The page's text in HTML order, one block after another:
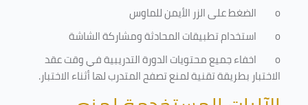
o
الضغط على الزر الأيمن للماوس
o
استخدام تطبيقات المحادثة ومشاركة الشاشة
o
اخفاء جميع محتويات الدورة التدريبية في وقت عقد
الاختبار بطريقة تقنية لمنع تصفح المتدرب لها أثناء الاختبار.